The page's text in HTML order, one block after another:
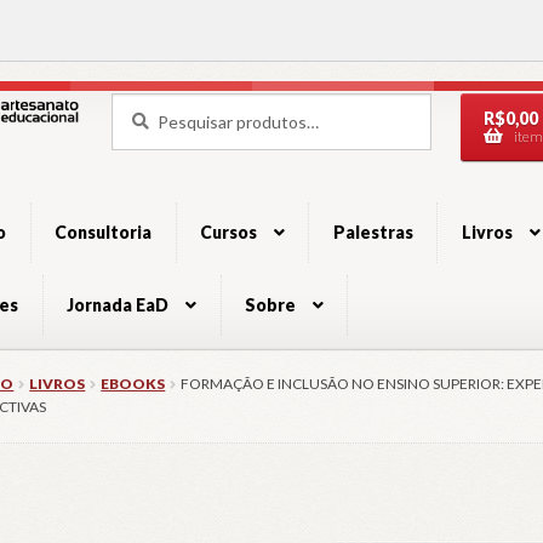
por:
R$0,00
item
Consultoria Cursos Palestras Livros
Jornada EaD Sobre
LIVROS EBOOKS
FORMAÇÃO E INCLUSÃO NO ENSINO SUPERIOR: